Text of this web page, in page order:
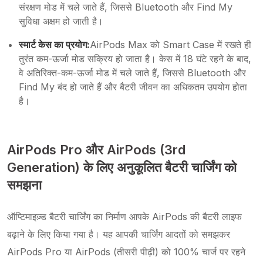
संरक्षण मोड में चले जाते हैं, जिससे Bluetooth और Find My
सुविधा अक्षम हो जाती है।
स्मार्ट केस का प्रयोग:AirPods Max को Smart Case में रखते ही
तुरंत कम-ऊर्जा मोड सक्रिय हो जाता है। केस में 18 घंटे रहने के बाद,
वे अतिरिक्त-कम-ऊर्जा मोड में चले जाते हैं, जिससे Bluetooth और
Find My बंद हो जाते हैं और बैटरी जीवन का अधिकतम उपयोग होता
है।
AirPods Pro और AirPods (3rd
Generation) के लिए अनुकूलित बैटरी चार्जिंग को
समझना
ऑप्टिमाइज़्ड बैटरी चार्जिंग का निर्माण आपके AirPods की बैटरी लाइफ
बढ़ाने के लिए किया गया है। यह आपकी चार्जिंग आदतों को समझकर
AirPods Pro या AirPods (तीसरी पीढ़ी) को 100% चार्ज पर रहने